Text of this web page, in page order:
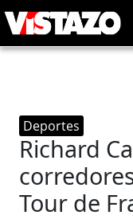
Deportes
Richard
Tour de